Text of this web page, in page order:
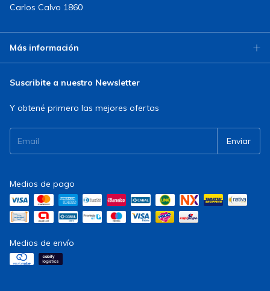
Carlos Calvo 1860
Más información
Suscribite a nuestro Newsletter
Y obtené primero las mejores ofertas
Medios de pago
Medios de envío